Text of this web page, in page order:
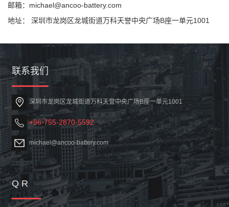
邮箱：michael@ancoo-battery.com
地址： 深圳市龙岗区龙城街道万科天誉中央广场B座一单元1001
联系我们
深圳市龙岗区龙城街道万科天誉中央广场B座一单元1001
+86-755-2870-5592
michael@ancoo-battery.com
Q R